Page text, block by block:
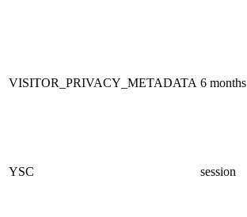
VISITOR_PRIVACY_METADATA 6 months
YSC session